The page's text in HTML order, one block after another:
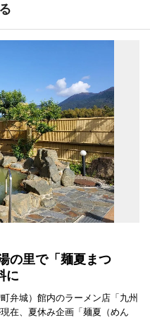
の里で「麺夏まつ
に
弁城）館内のラーメン店「九州
在、夏休み企画「麺夏（めん